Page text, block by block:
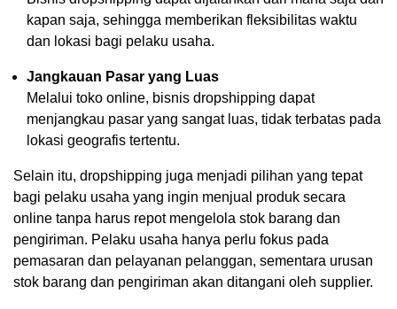
kapan saja, sehingga memberikan fleksibilitas waktu
dan lokasi bagi pelaku usaha.
Jangkauan Pasar yang Luas
Melalui toko online, bisnis dropshipping dapat
menjangkau pasar yang sangat luas, tidak terbatas pada
lokasi geografis tertentu.
Selain itu, dropshipping juga menjadi pilihan yang tepat
bagi pelaku usaha yang ingin menjual produk secara
online tanpa harus repot mengelola stok barang dan
pengiriman. Pelaku usaha hanya perlu fokus pada
pemasaran dan pelayanan pelanggan, sementara urusan
stok barang dan pengiriman akan ditangani oleh supplier.